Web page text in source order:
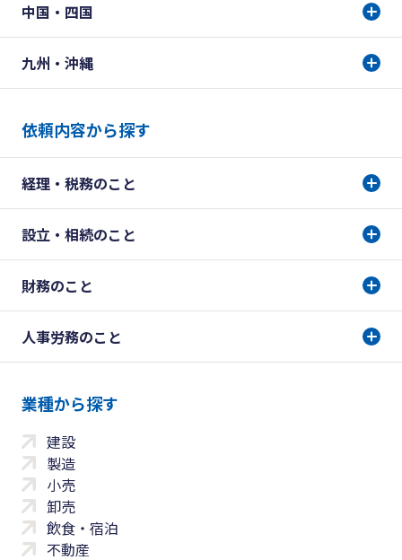
中国・四国
九州・沖縄
依頼内容から探す
経理・税務のこと
設立・相続のこと
財務のこと
人事労務のこと
業種から探す
建設
製造
小売
卸売
飲食・宿泊
不動産